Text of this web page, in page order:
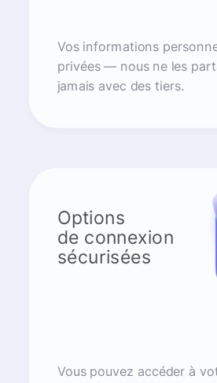
Vos informations
privées — nous ne les
jamais avec des tiers.
Options
de connexion
sécurisées
Vous pouvez accéder à